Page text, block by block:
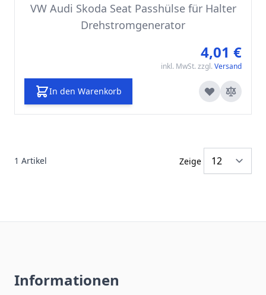
VW Audi Skoda Seat Passhülse für Halter
Drehstromgenerator
4,01 €
inkl. MwSt. zzgl. Versand
In den Warenkorb
1 Artikel Zeige
Informationen